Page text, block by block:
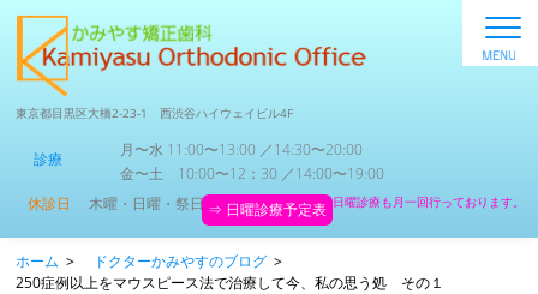
東京都目黒区大橋2-23-1 西渋谷ハイウェイビル4F
診療
月〜水 11:00〜13:00 ／14:30〜20:00
金〜土 10:00〜12：30 ／14:00〜19:00
休診日
木曜・日曜・祭日 ⇒ 日曜診療予定表 日曜診療も月一回行っております。
ホーム > ドクターかみやすのブログ >
250症例以上をマウスピース法で治療して今、私の思う処 その１